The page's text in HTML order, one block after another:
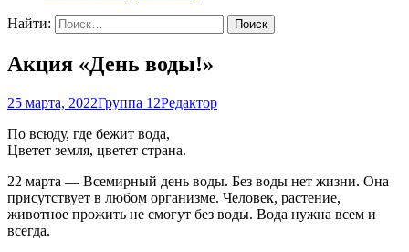
Найти:
Акция «День воды!»
25 марта, 2022Группа 12Редактор
По всюду, где бежит вода,
Цветет земля, цветет страна.
22 марта — Всемирный день воды. Без воды нет жизни. Она
присутствует в любом организме. Человек, растение,
животное прожить не смогут без воды. Вода нужна всем и
всегда.